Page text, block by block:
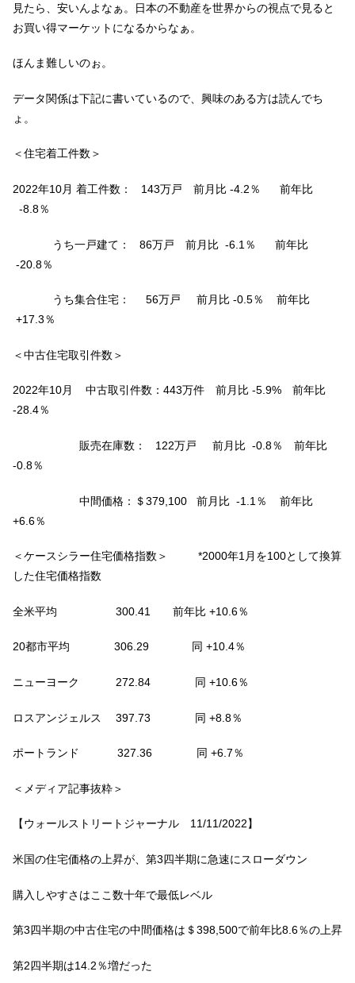
見たら、安いんよなぁ。日本の不動産を世界からの視点で見ると
お買い得マーケットになるからなぁ。
ほんま難しいのぉ。
データ関係は下記に書いているので、興味のある方は読んでち
ょ。
＜住宅着工件数＞
2022年10月 着工件数： 143万戸 前月比 -4.2％ 前年比
-8.8％
うち一戸建て： 86万戸 前月比 -6.1％ 前年比
-20.8％
うち集合住宅： 56万戸 前月比 -0.5％ 前年比
+17.3％
＜中古住宅取引件数＞
2022年10月 中古取引件数：443万件 前月比 -5.9% 前年比
-28.4％
販売在庫数： 122万戸 前月比 -0.8％ 前年比
-0.8％
中間価格：＄379,100 前月比 -1.1％ 前年比
+6.6％
＜ケースシラー住宅価格指数＞ *2000年1月を100として換算
した住宅価格指数
全米平均 300.41 前年比 +10.6％
20都市平均 306.29 同 +10.4％
ニューヨーク 272.84 同 +10.6％
ロスアンジェルス 397.73 同 +8.8％
ポートランド 327.36 同 +6.7％
＜メディア記事抜粋＞
【ウォールストリートジャーナル 11/11/2022】
米国の住宅価格の上昇が、第3四半期に急速にスローダウン
購入しやすさはここ数十年で最低レベル
第3四半期の中古住宅の中間価格は＄398,500で前年比8.6％の上昇
第2四半期は14.2％増だった